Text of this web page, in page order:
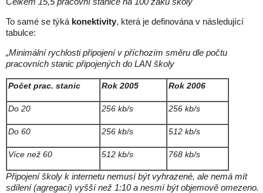
To samé se týká konektivity, která je definována v následující
tabulce:
„Minimální rychlosti připojení v příchozím směru dle počtu
pracovních stanic připojených do LAN školy
Počet prac. stanic Rok 2005 Rok 2006
Do 20 256 kb/s 256 kb/s
Do 60 256 kb/s 512 kb/s
Více než 60 512 kb/s 768 kb/s
Připojení školy k internetu nemusí být vyhrazené, ale nemá mít
sdílení (agregaci) vyšší než 1:10 a nesmí být objemově omezeno.